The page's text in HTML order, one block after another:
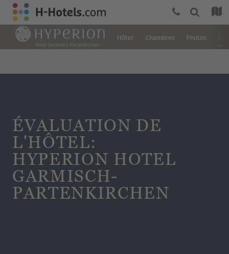
Hôtel Chambres Photos
ÉVALUATION DE
L'HÔTEL:
HYPERION HOTEL
GARMISCH-
PARTENKIRCHEN